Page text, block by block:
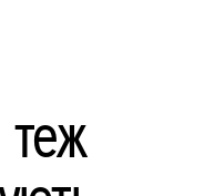
теж